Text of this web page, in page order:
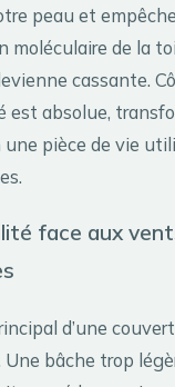
peau et
moléculaire de la
cassante.
est absolue,
une pièce de vie
face aux
d’une
bâche trop